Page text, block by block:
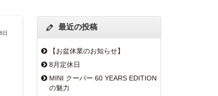
日
最近の投稿
【お盆休業のお知らせ】
8月定休日
MINI クーパー 60 YEARS EDITION
の魅力